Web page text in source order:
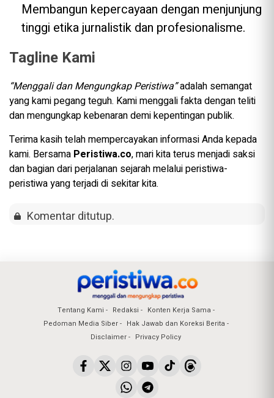
Membangun kepercayaan dengan menjunjung
tinggi etika jurnalistik dan profesionalisme.
Tagline Kami
“Menggali dan Mengungkap Peristiwa”adalah semangat
yang kami pegang teguh. Kami menggali fakta dengan teliti
dan mengungkap kebenaran demi kepentingan publik.
Terima kasih telah mempercayakan informasi Anda kepada
kami. Bersama Peristiwa.co, mari kita terus menjadi saksi
dan bagian dari perjalanan sejarah melalui peristiwa-
peristiwa yang terjadi di sekitar kita.
Komentar ditutup.
Tentang Kami Redaksi
Konten Kerja Sama
Pedoman Media Siber
Hak Jawab dan Koreksi Berita
Disclaimer
Privacy Policy